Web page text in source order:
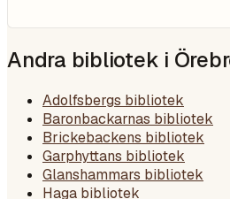
Andra bibliotek i
Adolfsbergs bibliotek
Baronbackarnas bibliotek
Brickebackens bibliotek
Garphyttans bibliotek
Glanshammars bibliotek
Haga bibliotek